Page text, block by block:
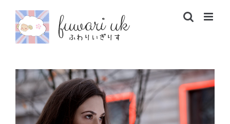
content